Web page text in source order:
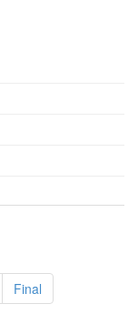
Final